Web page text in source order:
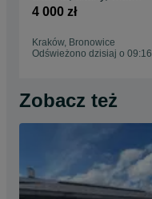
domek, pergola, wiata
4 000 zł
Kraków, Bronowice
Odświeżono dzisiaj o 09:16
Zobacz też